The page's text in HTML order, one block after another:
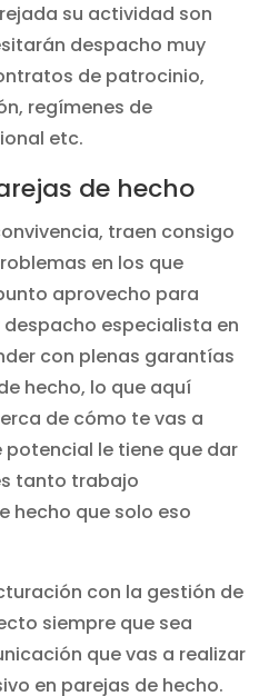
su actividad son
despacho muy
de patrocinio,
regímenes de
etc.
de hecho
traen consigo
en los que
aprovecho para
especialista en
con plenas garantías
hecho, lo que aquí
de cómo te vas a
le tiene que dar
tanto trabajo
hecho que solo eso
con la gestión de
siempre que sea
que vas a realizar
en parejas de hecho.